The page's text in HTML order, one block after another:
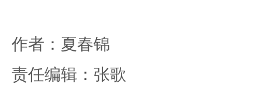
作者：夏春锦
责任编辑：张歌